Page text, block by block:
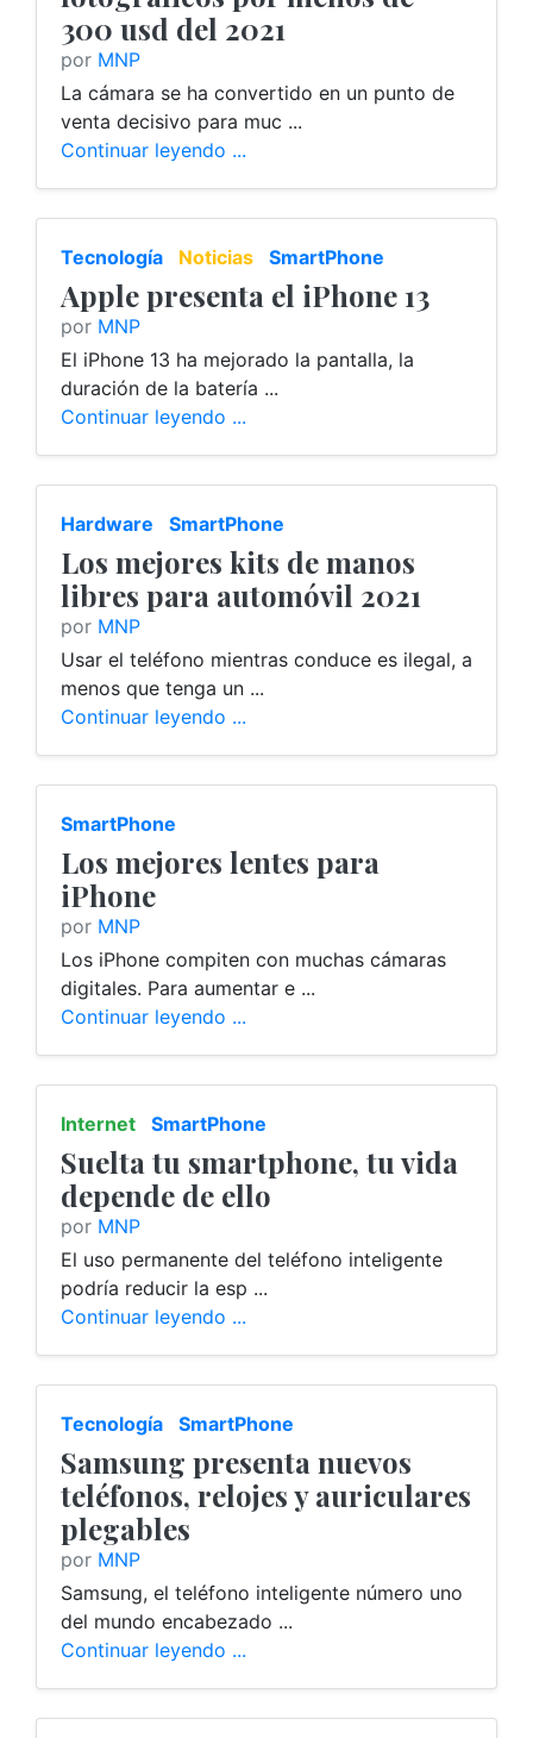
300 usd del 2021
por MNP
La cámara se ha convertido en un punto de
venta decisivo para muc ...
Continuar leyendo ...
Tecnología Noticias SmartPhone
Apple presenta el iPhone 13
por MNP
El iPhone 13 ha mejorado la pantalla, la
duración de la batería ...
Continuar leyendo ...
Hardware SmartPhone
Los mejores kits de manos
libres para automóvil 2021
por MNP
Usar el teléfono mientras conduce es ilegal, a
menos que tenga un ...
Continuar leyendo ...
SmartPhone
Los mejores lentes para
iPhone
por MNP
Los iPhone compiten con muchas cámaras
digitales. Para aumentar e ...
Continuar leyendo ...
Internet SmartPhone
Suelta tu smartphone, tu vida
depende de ello
por MNP
El uso permanente del teléfono inteligente
podría reducir la esp ...
Continuar leyendo ...
Tecnología SmartPhone
Samsung presenta nuevos
teléfonos, relojes y auriculares
plegables
por MNP
Samsung, el teléfono inteligente número uno
del mundo encabezado ...
Continuar leyendo ...